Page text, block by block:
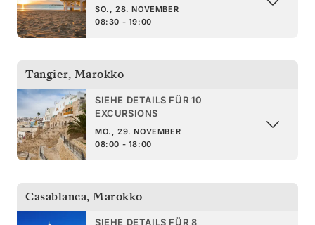
SO., 28. NOVEMBER
08:30 - 19:00
Tangier, Marokko
SIEHE DETAILS FÜR 10
EXCURSIONS
MO., 29. NOVEMBER
08:00 - 18:00
Casablanca, Marokko
SIEHE DETAILS FÜR 8